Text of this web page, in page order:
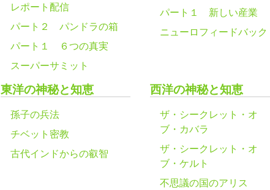
レポート配信
パート２ パンドラの箱
パート１ ６つの真実
スーパーサミット
パート１ 新しい産業
ニューロフィードバック
東洋の神秘と知恵
孫子の兵法
チベット密教
古代インドからの叡智
西洋の神秘と知恵
ザ・シークレット・オ
ブ・カバラ
ザ・シークレット・オ
ブ・ケルト
不思議の国のアリス